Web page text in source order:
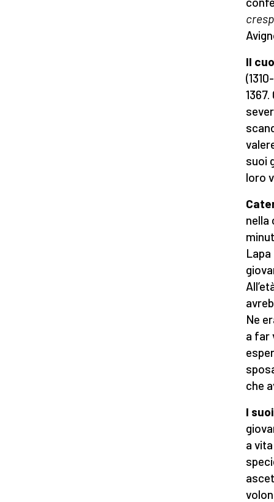
Il
suoi
loro
nella
Ne
a far
che
I
a